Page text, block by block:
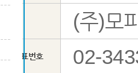
(주)모
기관 대표번호 02-